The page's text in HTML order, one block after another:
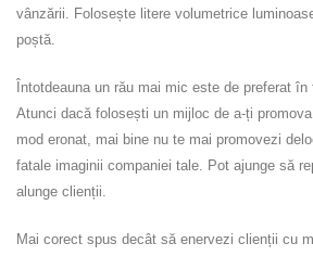
vânzării. Folosește litere volumetrice
poștă.
Întotdeauna un rău mai mic este de preferat
Atunci dacă folosești un mijloc de a-ți
mod eronat, mai bine nu te mai promovezi
fatale imaginii companiei tale. Pot ajunge să
alunge clienții.
Mai corect spus decât să enervezi clienții cu